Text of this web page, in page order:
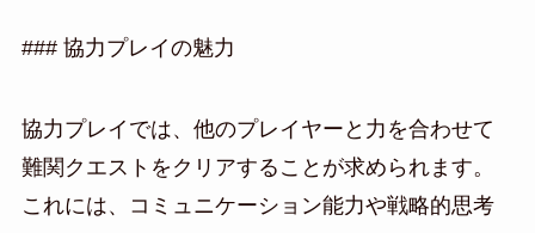
### 協力プレイの魅力
協力プレイでは、他のプレイヤーと力を合わせて
難関クエストをクリアすることが求められます。
これには、コミュニケーション能力や戦略的思考